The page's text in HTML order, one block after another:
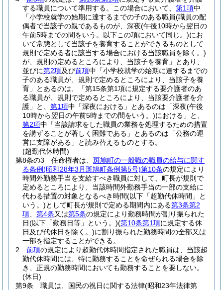
する職員について準用する。
この場合において、 第1項中
「小学校就学の始期に達するまでの子のある職員(職員の配
偶者で当該子の親であるものが、深夜(午後10時から翌日の
午前5時までの間をいう。以下この項において同じ。)にお
いて常態として当該子を養育することができるものとして
規則で定める者に該当する場合における当該職員を除く。)
が、規則の定めるところにより、当該子を養育」とあり、
並びに第2項及び前項中「小学校就学の始期に達するまでの
子のある職員が、規則で定めるところにより、当該子を養
育」とあるのは、「第15条第1項に規定する要介護者のあ
る職員が、規則で定めるところにより、当該要介護者を介
護」と、 第1項中「深夜における」とあるのは「深夜(午後
10時から翌日の午前5時までの間をいう。)における」と、
第2項中「当該請求をした職員の業務を処理するための措置
を講ずることが著しく困難である」とあるのは「公務の運
営に支障がある」と読み替えるものとする。
(超勤代休時間)
第8条の3
任命権者は、 斑鳩町の一般職の職員の給与に関す
る条例(昭和28年3月斑鳩町条例第5号)第10条の規定により
時間外勤務手当を支給すべき職員に対して、町長が規則で
定めるところにより、当該時間外勤務手当の一部の支給に
代わる措置の対象となるべき時間(以下「超勤代休時間」と
いう。)として町長が規則で定める期間内にある第3条第2
項
第4条又は第5条の規定により勤務時間が割り振られた
日(以下「勤務日等」という。)(第10条第1項に規定する休
日及び代休日を除く。)に割り振られた勤務時間の全部又は
一部を指定することができる。
2
前項の規定により超勤代休時間指定された職員は、当該超
勤代休時間には、特に勤務することを命ぜられる場合を除
き、正規の勤務時間においても勤務することを要しない。
(休日)
第9条
職員は、国民の祝日に関する法律(昭和23年法律第